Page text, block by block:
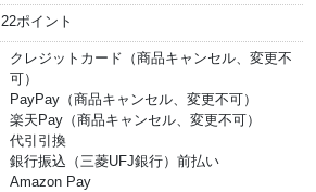
22ポイント
クレジットカード（商品キャンセル、変更不
可）
PayPay（商品キャンセル、変更不可）
楽天Pay（商品キャンセル、変更不可）
代引引換
銀行振込（三菱UFJ銀行）前払い
Amazon Pay